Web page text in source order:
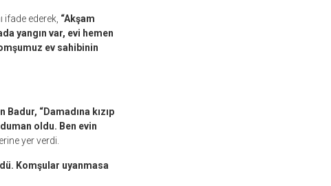
ifade ederek, “Akşam
yangın var, evi hemen
ev sahibinin
“Damadına kızıp
oldu. Ben evin
yer verdi.
Komşular uyanmasa